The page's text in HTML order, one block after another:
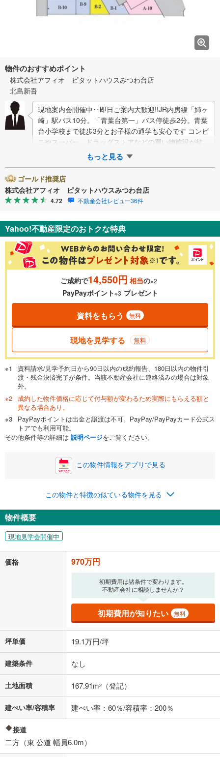
物件のおすすめポイント
株式会社アフィオ ピタットハウスみつわ台店
北島新吾
現地案内会開催中‥即日ご案内大歓迎!!JR内房線「姉ヶ
崎」駅バス10分。「青葉台第一」バス停徒歩2分。青葉
台小学校まで徒歩3分とお子様の通学も安心です コンビ
ニやスーパー、ドラッグストアなどの買い物施設が徒歩
10分圏内にあり生活環…
もっと見る
ゴールド推奨店
株式会社アフィオ ピタットハウスみつわ台店
4.72 不動産会社レビュー36件
Yahoo!不動産限定のおトクな特典
ご成約で14,550円 相当の※2
PayPayポイント※3 プレゼント
資料をもらう 無料
現地を見学する 無料
資料請求/見学予約日から90日以内の成約報告、180日以内の物件引
渡・残金決済完了が条件。当該不動産会社に連絡済みの場合は対象
外。
成約した物件価格に応じて付与額が変わるため実際にもらえる額と
異なる場合あり。
PayPayポイントは出金と譲渡は不可。PayPay/PayPayカード公式ス
トアでも利用可能。
その他条件等の詳細は 説明ページをご覧ください。
この物件情報をアプリで見る
この物件と特徴の似ている物件を見る
物件概要
現地見学会開催中
価格 970万円
初期費用は諸条件で変わります。
不動産会社に相談しませんか？
初期費用が知りたい 無料
坪単価 19.1万円/坪
建築条件 なし
土地面積 167.91m2 （登記）
建ぺい率/容積率 建ぺい率：60％/容積率：200％
接道
二方（東 公道 幅員6.0m）